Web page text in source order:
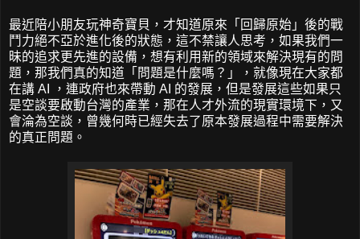
最近陪小朋友玩神奇寶貝，才知道原來「回歸原始」後的戰
鬥力絕不亞於進化後的狀態，這不禁讓人思考，如果我們一
昧的追求更先進的設備，想有利用新的領域來解決現有的問
題，那我們真的知道「問題是什麼嗎？」，就像現在大家都
在講 AI ，連政府也來帶動 AI 的發展，但是發展這些如果只
是空談要啟動台灣的產業，那在人才外流的現實環境下，又
會淪為空談，曾幾何時已經失去了原本發展過程中需要解決
的真正問題。